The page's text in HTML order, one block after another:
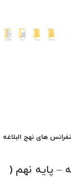
های نهج البلاغه
– پایه نهم (